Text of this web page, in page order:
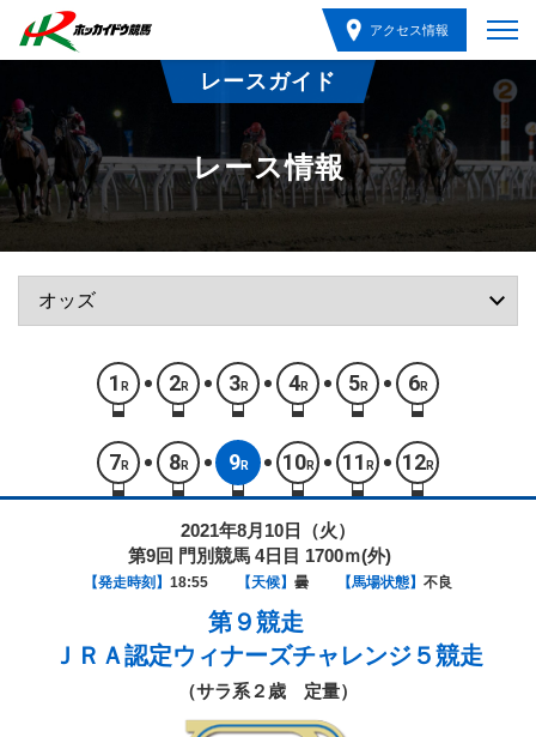
アクセス情報
レースガイド
レース情報
1 R 2R 3R 4R 5R 6R
7 R 8R 9R 10R 11 R 12R
2021年8月10日（火）
第9回 門別競馬 4日目 1700ｍ(外)
【発走時刻】 18:55 【天候】 曇 【馬場状態】 不良
第９競走
ＪＲＡ認定ウィナーズチャレンジ５競走
（サラ系２歳 定量）